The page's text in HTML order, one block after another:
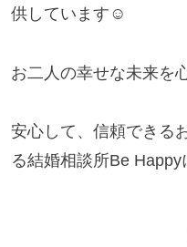
供しています☺️
お二人の幸せな未来を
安心して、信頼できる
る結婚相談所Be